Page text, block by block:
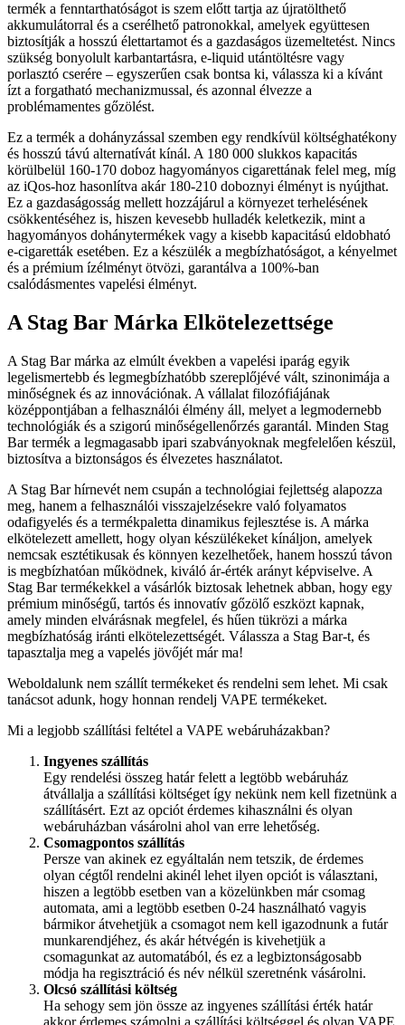
termék a fenntarthatóságot is szem előtt tartja az újratölthető
akkumulátorral és a cserélhető patronokkal, amelyek együttesen
biztosítják a hosszú élettartamot és a gazdaságos üzemeltetést. Nincs
szükség bonyolult karbantartásra, e-liquid utántöltésre vagy
porlasztó cserére – egyszerűen csak bontsa ki, válassza ki a kívánt
ízt a forgatható mechanizmussal, és azonnal élvezze a
problémamentes gőzölést.
Ez a termék a dohányzással szemben egy rendkívül költséghatékony
és hosszú távú alternatívát kínál. A 180 000 slukkos kapacitás
körülbelül 160-170 doboz hagyományos cigarettának felel meg, míg
az iQos-hoz hasonlítva akár 180-210 doboznyi élményt is nyújthat.
Ez a gazdaságosság mellett hozzájárul a környezet terhelésének
csökkentéséhez is, hiszen kevesebb hulladék keletkezik, mint a
hagyományos dohánytermékek vagy a kisebb kapacitású eldobható
e-cigaretták esetében. Ez a készülék a megbízhatóságot, a kényelmet
és a prémium ízélményt ötvözi, garantálva a 100%-ban
csalódásmentes vapelési élményt.
A Stag Bar Márka Elkötelezettsége
A Stag Bar márka az elmúlt években a vapelési iparág egyik
legelismertebb és legmegbízhatóbb szereplőjévé vált, szinonimája a
minőségnek és az innovációnak. A vállalat filozófiájának
középpontjában a felhasználói élmény áll, melyet a legmodernebb
technológiák és a szigorú minőségellenőrzés garantál. Minden Stag
Bar termék a legmagasabb ipari szabványoknak megfelelően készül,
biztosítva a biztonságos és élvezetes használatot.
A Stag Bar hírnevét nem csupán a technológiai fejlettség alapozza
meg, hanem a felhasználói visszajelzésekre való folyamatos
odafigyelés és a termékpaletta dinamikus fejlesztése is. A márka
elkötelezett amellett, hogy olyan készülékeket kínáljon, amelyek
nemcsak esztétikusak és könnyen kezelhetőek, hanem hosszú távon
is megbízhatóan működnek, kiváló ár-érték arányt képviselve. A
Stag Bar termékekkel a vásárlók biztosak lehetnek abban, hogy egy
prémium minőségű, tartós és innovatív gőzölő eszközt kapnak,
amely minden elvárásnak megfelel, és hűen tükrözi a márka
megbízhatóság iránti elkötelezettségét. Válassza a Stag Bar-t, és
tapasztalja meg a vapelés jövőjét már ma!
Weboldalunk nem szállít termékeket és rendelni sem lehet. Mi csak
tanácsot adunk, hogy honnan rendelj VAPE termékeket.
Mi a legjobb szállítási feltétel a VAPE webáruházakban?
Ingyenes szállítás
Egy rendelési összeg határ felett a legtöbb webáruház
átvállalja a szállítási költséget így nekünk nem kell fizetnünk a
szállításért. Ezt az opciót érdemes kihasználni és olyan
webáruházban vásárolni ahol van erre lehetőség.
Csomagpontos szállítás
Persze van akinek ez egyáltalán nem tetszik, de érdemes
olyan cégtől rendelni akinél lehet ilyen opciót is választani,
hiszen a legtöbb esetben van a közelünkben már csomag
automata, ami a legtöbb esetben 0-24 használható vagyis
bármikor átvehetjük a csomagot nem kell igazodnunk a futár
munkarendjéhez, és akár hétvégén is kivehetjük a
csomagunkat az automatából, és ez a legbiztonságosabb
módja ha regisztráció és név nélkül szeretnénk vásárolni.
Olcsó szállítási költség
Ha sehogy sem jön össze az ingyenes szállítási érték határ
akkor érdemes számolni a szállítási költséggel és olyan VAPE